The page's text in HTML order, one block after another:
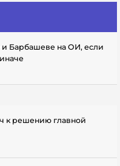
Барбашеве на ОИ, если
к решению главной